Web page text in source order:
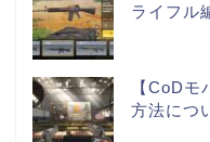
ライフル
【CoD
方法につ